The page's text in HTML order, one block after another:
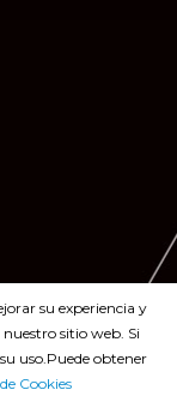
su experiencia y
sitio web. Si
uso.Puede obtener
Cookies